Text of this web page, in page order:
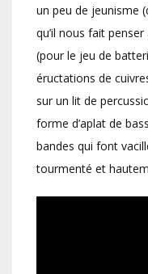
un peu de jeunisme
qu’il nous fait
(pour le jeu de
éructations de
sur un lit de
forme d’aplat de
bandes qui font
tourmenté et